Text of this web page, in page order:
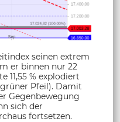
seinen extrem
er binnen nur 22
11,55 % explodiert
Pfeil). Damit
Gegenbewegung
sich der
fortsetzen.